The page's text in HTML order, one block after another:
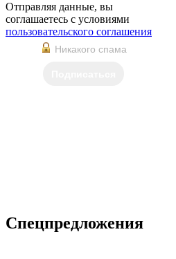
Отправляя данные, вы
соглашаетесь с условиями
пользовательского соглашения
Никакого спама
Спецпредложения